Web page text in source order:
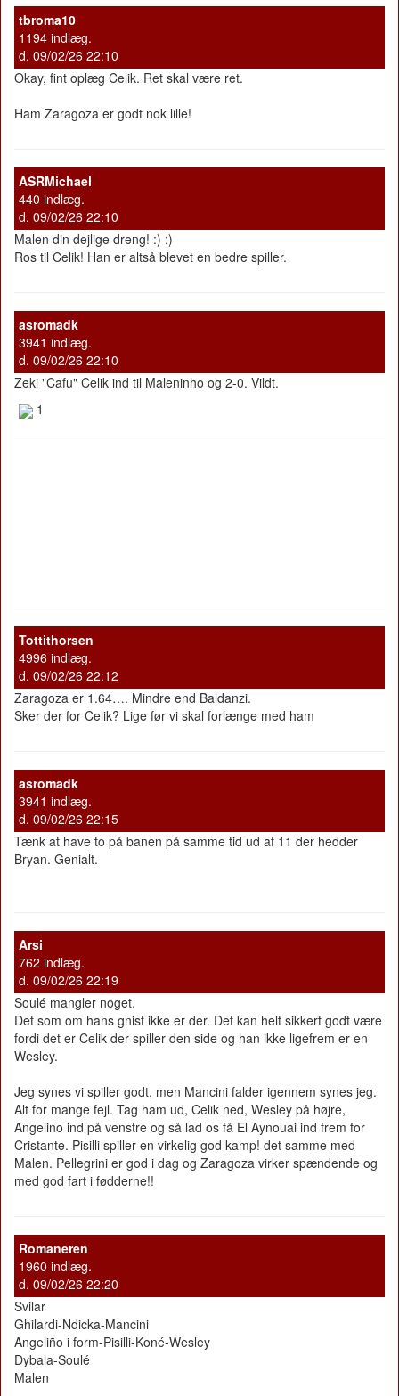
tbroma10
1194 indlæg.
d. 09/02/26 22:10
Okay, fint oplæg Celik. Ret skal være ret.
Ham Zaragoza er godt nok lille!
ASRMichael
440 indlæg.
d. 09/02/26 22:10
Malen din dejlige dreng! :) :)
Ros til Celik! Han er altså blevet en bedre spiller.
asromadk
3941 indlæg.
d. 09/02/26 22:10
Zeki "Cafu" Celik ind til Maleninho og 2-0. Vildt.
1
Tottithorsen
4996 indlæg.
d. 09/02/26 22:12
Zaragoza er 1.64…. Mindre end Baldanzi.
Sker der for Celik? Lige før vi skal forlænge med ham
asromadk
3941 indlæg.
d. 09/02/26 22:15
Tænk at have to på banen på samme tid ud af 11 der hedder
Bryan. Genialt.
Arsi
762 indlæg.
d. 09/02/26 22:19
Soulé mangler noget.
Det som om hans gnist ikke er der. Det kan helt sikkert godt være
fordi det er Celik der spiller den side og han ikke ligefrem er en
Wesley.
Jeg synes vi spiller godt, men Mancini falder igennem synes jeg.
Alt for mange fejl. Tag ham ud, Celik ned, Wesley på højre,
Angelino ind på venstre og så lad os få El Aynouai ind frem for
Cristante. Pisilli spiller en virkelig god kamp! det samme med
Malen. Pellegrini er god i dag og Zaragoza virker spændende og
med god fart i fødderne!!
Romaneren
1960 indlæg.
d. 09/02/26 22:20
Svilar
Ghilardi-Ndicka-Mancini
Angeliño i form-Pisilli-Koné-Wesley
Dybala-Soulé
Malen